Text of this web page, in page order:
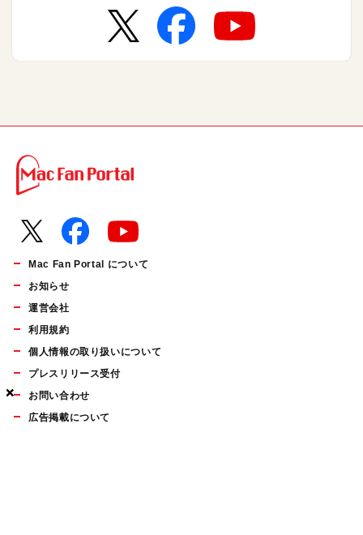
×
×
×
Mac Fan Portal について
お知らせ
運営会社
利用規約
個人情報の取り扱いについて
プレスリリース受付
お問い合わせ
広告掲載について